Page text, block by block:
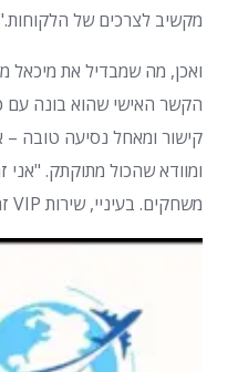
מקשיב לצרכים של
ואכן, מה שמבדיל את מיכאל
הקשר האישי שהוא בונה עם
קישור ומאחל נסיעה טובה –
משחקים. בעיניי, שירות VIP זה לא מותרות – זה הבסיס."